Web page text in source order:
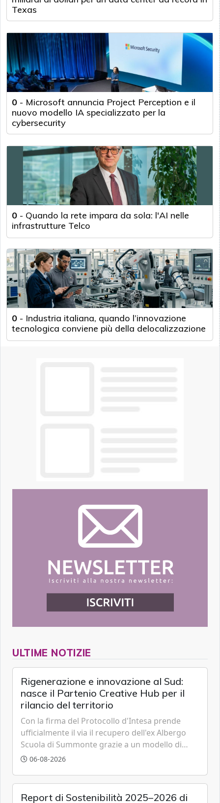
Texas
0 - Microsoft annuncia Project Perception e il
nuovo modello IA specializzato per la
cybersecurity
0 - Quando la rete impara da sola: l'AI nelle
infrastrutture Telco
0 - Industria italiana, quando l’innovazione
tecnologica conviene più della delocalizzazione
ULTIME NOTIZIE
Rigenerazione e innovazione al Sud:
nasce il Partenio Creative Hub per il
rilancio del territorio
Con la firma del Protocollo d'Intesa prende
ufficialmente il via il recupero dell'ex Albergo
Scuola di Summonte grazie a un modello di
partenariato pubblico-privato e a una rete di
06-08-2026
Report di Sostenibilità 2025–2026 di